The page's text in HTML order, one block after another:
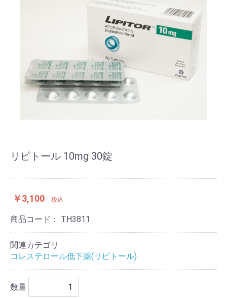
リピトール 10mg 30錠
￥3,100 税込
商品コード： TH3811
関連カテゴリ
コレステロール低下薬(リピトール)
数量